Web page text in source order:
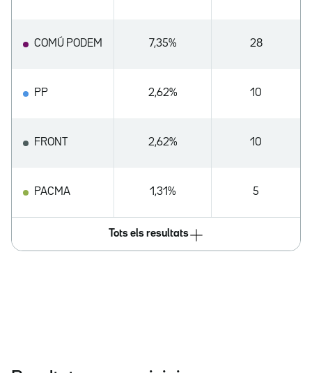
COMÚ PODEM 7,35% 28
PP 2,62% 10
FRONT 2,62% 10
PACMA 1,31% 5
Tots els resultats